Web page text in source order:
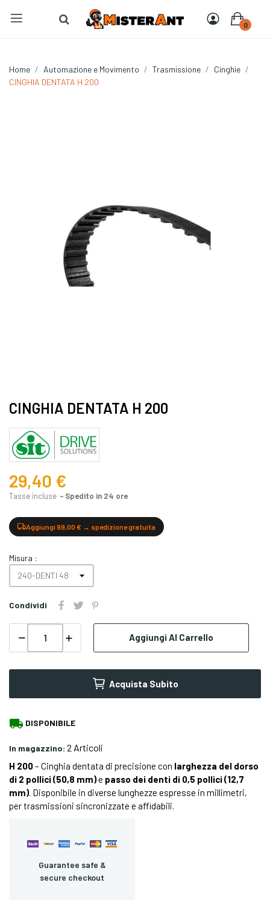
0
Home Automazione e Movimento Trasmissione
Cinghie
CINGHIA DENTATA H 200
CINGHIA DENTATA H 200
29,40 €
Tasse incluse Spedito in 24 ore
Aggiungi 99,00 € → spedizione gratuita
Misura :
Condividi
Aggiungi Al Carrello
Acquista Subito
local_shipping DISPONIBILE
In magazzino: 2 Articoli
H 200– Cinghia dentata di precisione con larghezza del dorso
di 2 pollici (50,8 mm)e passo dei denti di 0,5 pollici (12,7
mm). Disponibile in diverse lunghezze espresse in millimetri,
per trasmissioni sincronizzate e affidabili.
Guarantee safe &
secure checkout